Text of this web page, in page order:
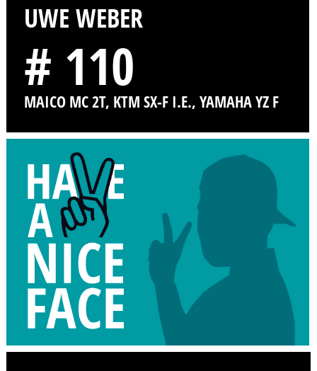
UWE WEBER
# 110
MAICO MC 2T, KTM SX-F I.E., YAMAHA YZ F